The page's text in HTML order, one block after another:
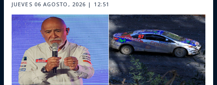
JUEVES 06 AGOSTO, 2026 | 12:51